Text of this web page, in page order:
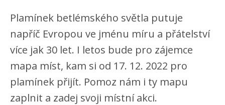
Plamínek betlémského světla putuje
napříč Evropou ve jménu míru a přátelství
více jak 30 let. I letos bude pro zájemce
mapa míst, kam si od 17. 12. 2022 pro
plamínek přijít. Pomoz nám i ty mapu
zaplnit a zadej svoji místní akci.